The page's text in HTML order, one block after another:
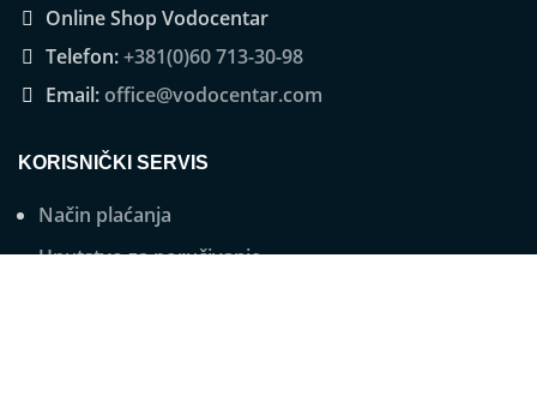
Online Shop Vodocentar
Telefon:+381(0)60 713-30-98
Email:office@vodocentar.com
KORISNIČKI SERVIS
Način plaćanja
Uputstvo za poručivanje